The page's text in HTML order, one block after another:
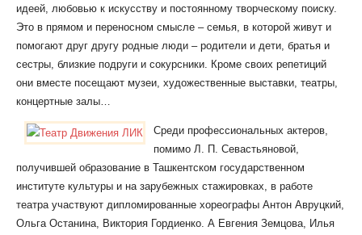
идеей, любовью к искусству и постоянному творческому поиску.
Это в прямом и переносном смысле – семья, в которой живут и
помогают друг другу родные люди – родители и дети, братья и
сестры, близкие подруги и сокурсники. Кроме своих репетиций
они вместе посещают музеи, художественные выставки, театры,
концертные залы…
Среди профессиональных актеров,
помимо Л. П. Севастьяновой,
получившей образование в Ташкентском государственном
институте культуры и на зарубежных стажировках, в работе
театра участвуют дипломированные хореографы Антон Авруцкий,
Ольга Останина, Виктория Гордиенко. А Евгения Земцова, Илья